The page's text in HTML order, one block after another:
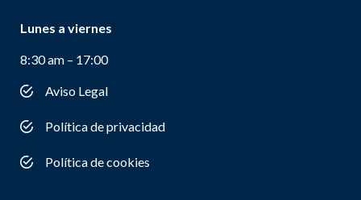
Lunes a viernes
8:30 am – 17:00
Aviso Legal
Política de privacidad
Política de cookies